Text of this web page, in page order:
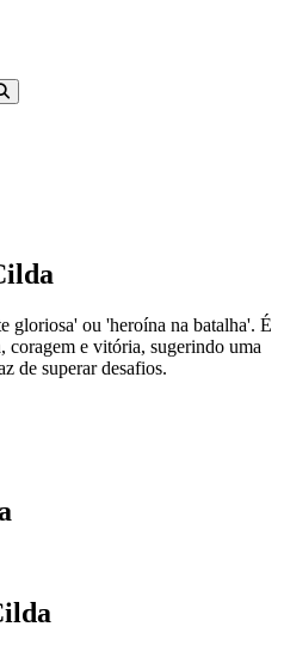
gloriosa' ou 'heroína na batalha'. É
coragem e vitória, sugerindo uma
de superar desafios.